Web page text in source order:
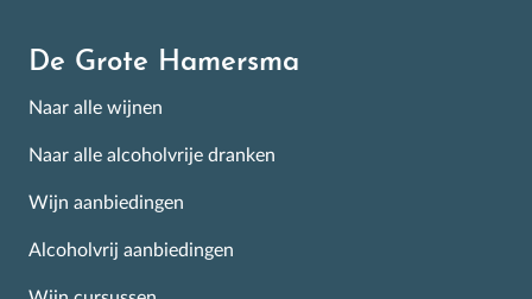
De Grote Hamersma
Naar alle wijnen
Naar alle alcoholvrije dranken
Wijn aanbiedingen
Alcoholvrij aanbiedingen